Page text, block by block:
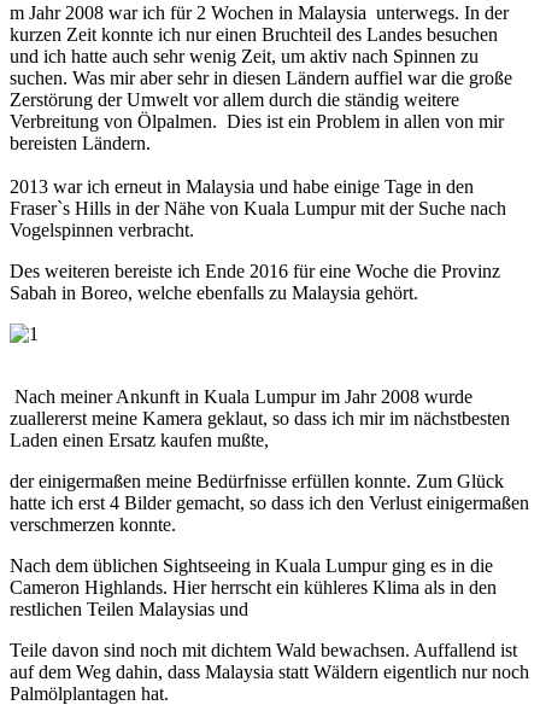
m Jahr 2008 war ich für 2 Wochen in Malaysia unterwegs. In der
kurzen Zeit konnte ich nur einen Bruchteil des Landes besuchen
und ich hatte auch sehr wenig Zeit, um aktiv nach Spinnen zu
suchen. Was mir aber sehr in diesen Ländern auffiel war die große
Zerstörung der Umwelt vor allem durch die ständig weitere
Verbreitung von Ölpalmen. Dies ist ein Problem in allen von mir
bereisten Ländern.
2013 war ich erneut in Malaysia und habe einige Tage in den
Fraser`s Hills in der Nähe von Kuala Lumpur mit der Suche nach
Vogelspinnen verbracht.
Des weiteren bereiste ich Ende 2016 für eine Woche die Provinz
Sabah in Boreo, welche ebenfalls zu Malaysia gehört.
Nach meiner Ankunft in Kuala Lumpur im Jahr 2008 wurde
zuallererst meine Kamera geklaut, so dass ich mir im nächstbesten
Laden einen Ersatz kaufen mußte,
der einigermaßen meine Bedürfnisse erfüllen konnte. Zum Glück
hatte ich erst 4 Bilder gemacht, so dass ich den Verlust einigermaßen
verschmerzen konnte.
Nach dem üblichen Sightseeing in Kuala Lumpur ging es in die
Cameron Highlands. Hier herrscht ein kühleres Klima als in den
restlichen Teilen Malaysias und
Teile davon sind noch mit dichtem Wald bewachsen. Auffallend ist
auf dem Weg dahin, dass Malaysia statt Wäldern eigentlich nur noch
Palmölplantagen hat.